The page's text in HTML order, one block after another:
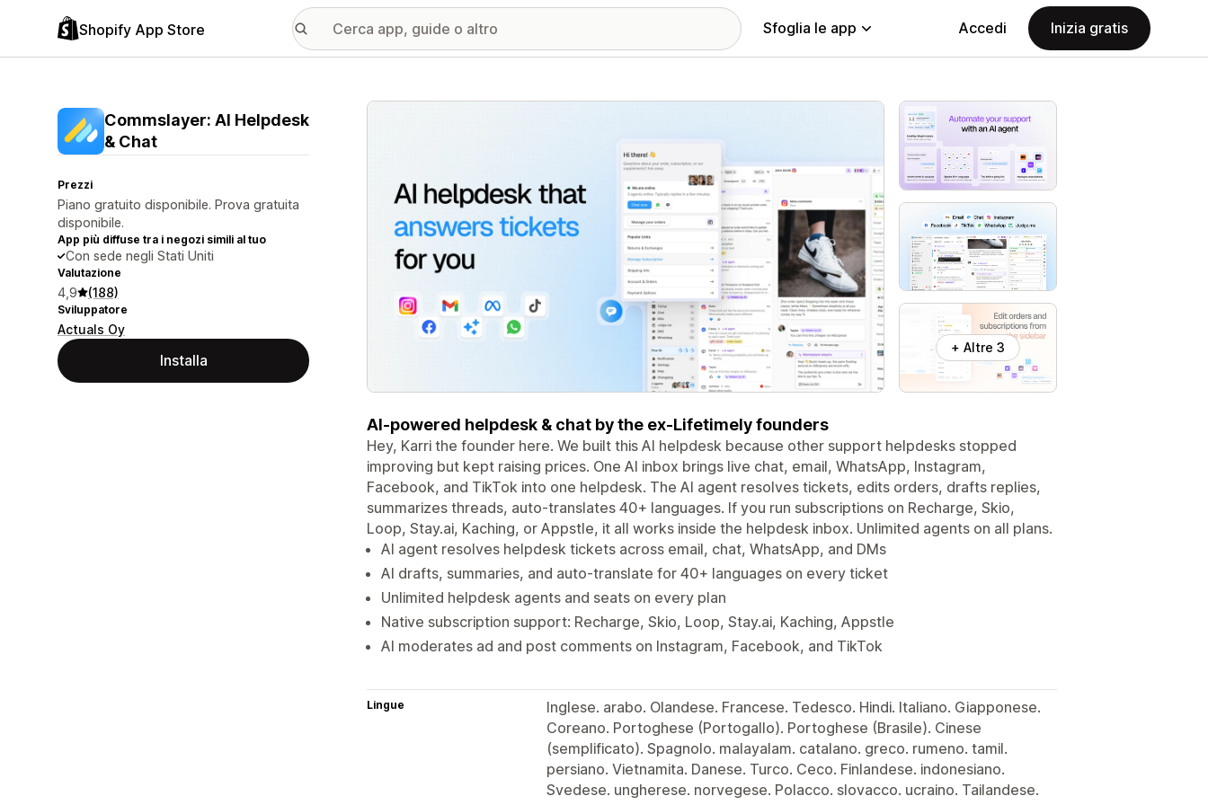
Shopify App Store Sfoglia le app Accedi Inizia gratis
Commslayer: AI Helpdesk
& Chat
Prezzi
Piano gratuito disponibile. Prova gratuita
disponibile.
App più diffuse tra i negozi simili al tuo
Con sede negli Stati Uniti
Valutazione
4,9 (188)
Sviluppatore
Actuals Oy
Installa
Galleria immagini in evidenza
+ Altre 3
AI-powered helpdesk & chat by the ex-Lifetimely founders
Hey, Karri the founder here. We built this AI helpdesk because other support helpdesks stopped
improving but kept raising prices. One AI inbox brings live chat, email, WhatsApp, Instagram,
Facebook, and TikTok into one helpdesk. The AI agent resolves tickets, edits orders, drafts replies,
summarizes threads, auto-translates 40+ languages. If you run subscriptions on Recharge, Skio,
Loop, Stay.ai, Kaching, or Appstle, it all works inside the helpdesk inbox. Unlimited agents on all plans.
AI agent resolves helpdesk tickets across email, chat, WhatsApp, and DMs
AI drafts, summaries, and auto-translate for 40+ languages on every ticket
Unlimited helpdesk agents and seats on every plan
Native subscription support: Recharge, Skio, Loop, Stay.ai, Kaching, Appstle
AI moderates ad and post comments on Instagram, Facebook, and TikTok
Lingue
Inglese. arabo. Olandese. Francese. Tedesco. Hindi. Italiano. Giapponese.
Coreano. Portoghese (Portogallo). Portoghese (Brasile). Cinese
(semplificato). Spagnolo. malayalam. catalano. greco. rumeno. tamil.
persiano. Vietnamita. Danese. Turco. Ceco. Finlandese. indonesiano.
Svedese. ungherese. norvegese. Polacco. slovacco. ucraino. Tailandese.